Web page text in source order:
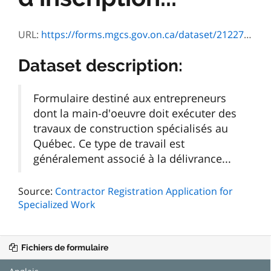
URL: https://forms.mgcs.gov.on.ca/dataset/21227e9d-ec9e-4eda-a7f4-33c028488df8/resource/207ea7c7-b041-4393-9172-b8e2fb02ee3d/download/jpo-001e.pdf
Dataset description:
Formulaire destiné aux entrepreneurs
dont la main-d'oeuvre doit exécuter des
travaux de construction spécialisés au
Québec. Ce type de travail est
généralement associé à la délivrance...
Source: Contractor Registration Application for
Specialized Work
Fichiers de formulaire